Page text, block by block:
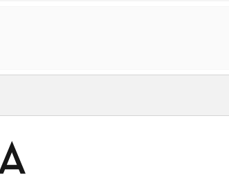
window